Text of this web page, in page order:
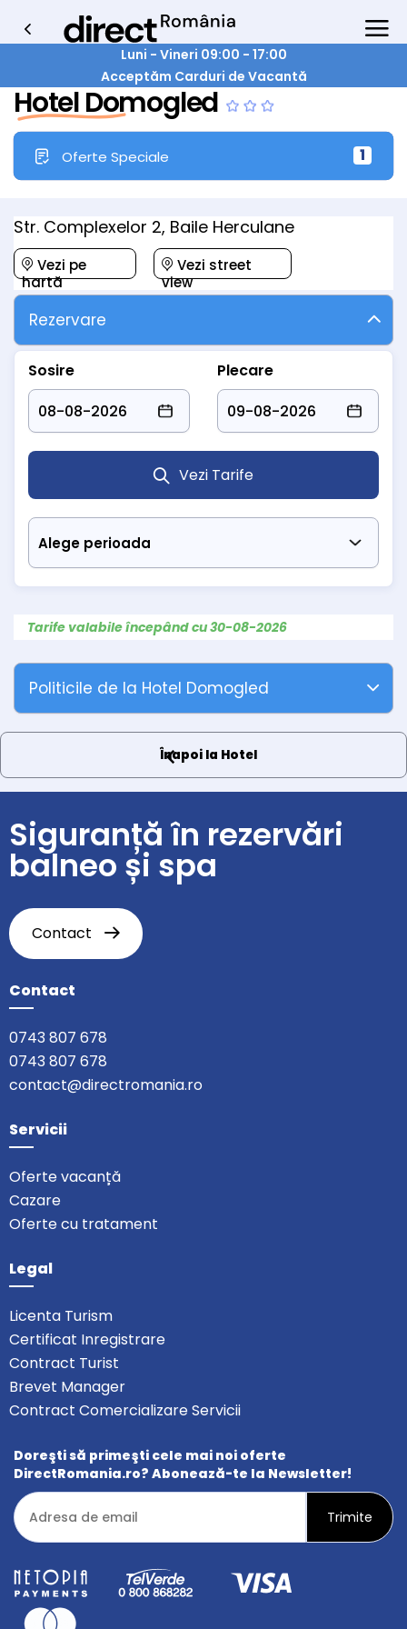
Luni - Vineri 09:00 - 17:00
Acceptăm Carduri de Vacantă
Hotel Domogled
Oferte Speciale 1
Str. Complexelor 2, Baile Herculane
Vezi pe
hartă
Vezi street
view
Rezervare
Sosire Plecare
Vezi Tarife
Tarife valabile începând cu 30-08-2026
Politicile de la Hotel Domogled
Înapoi la Hotel
Siguranță în rezervări
balneo și spa
Contact
Contact
0743 807 678
0743 807 678
contact@directromania.ro
Servicii
Oferte vacanță
Cazare
Oferte cu tratament
Legal
Licenta Turism
Certificat Inregistrare
Contract Turist
Brevet Manager
Contract Comercializare Servicii
Doreşti să primeşti cele mai noi oferte
DirectRomania.ro? Abonează-te la Newsletter!